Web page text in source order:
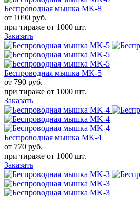
Беспроводная мышка MK-8
от 1090 руб.
при тираже от 1000 шт.
Заказать
Беспроводная мышка MK-5
от 790 руб.
при тираже от 1000 шт.
Заказать
Беспроводная мышка MK-4
от 770 руб.
при тираже от 1000 шт.
Заказать